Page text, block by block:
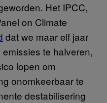
Het IPCC,
on Climate
dat we maar elf jaar
te halveren,
lopen om
onomkeerbaar te
destabilisering